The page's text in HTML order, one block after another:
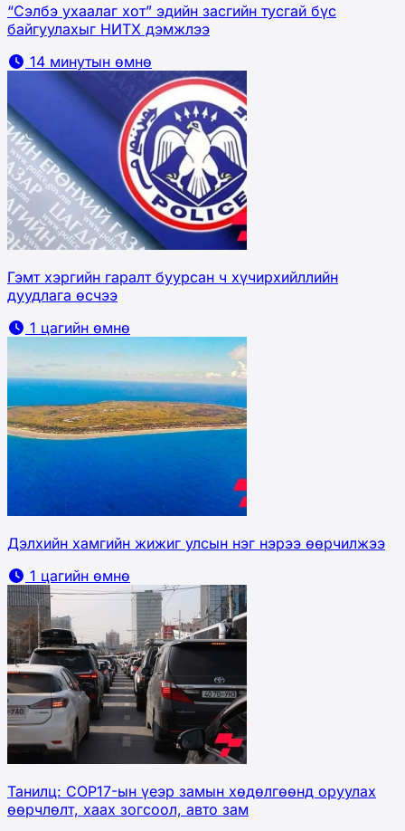
“Сэлбэ ухаалаг хот” эдийн засгийн тусгай бүс
байгуулахыг НИТХ дэмжлээ
14 минутын өмнө
Гэмт хэргийн гаралт буурсан ч хүчирхийллийн
дуудлага өсчээ
1 цагийн өмнө
Дэлхийн хамгийн жижиг улсын нэг нэрээ өөрчилжээ
1 цагийн өмнө
Танилц: COP17-ын үеэр замын хөдөлгөөнд оруулах
өөрчлөлт, хаах зогсоол, авто зам